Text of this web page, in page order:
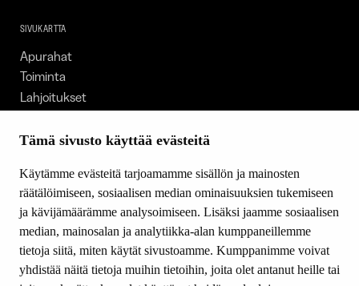
Tämä sivusto käyttää evästeitä
Käytämme evästeitä tarjoamamme sisällön ja mainosten
räätälöimiseen, sosiaalisen median ominaisuuksien tukemiseen
ja kävijämäärämme analysoimiseen. Lisäksi jaamme sosiaalisen
median, mainosalan ja analytiikka-alan kumppaneillemme
tietoja siitä, miten käytät sivustoamme. Kumppanimme voivat
yhdistää näitä tietoja muihin tietoihin, joita olet antanut heille tai
SIVUKARTTA
Apurahat
Toiminta
Lahjoitukset
Ajankohtaista
Yhteystiedot
SEURAA MEITÄ
Facebook